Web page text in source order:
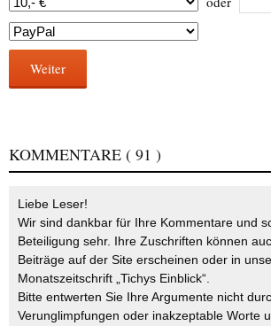
Weiter
KOMMENTARE ( 91 )
Liebe Leser!
Wir sind dankbar für Ihre Kommentare und
Beteiligung sehr. Ihre Zuschriften können
Beiträge auf der Site erscheinen oder in
Monatszeitschrift „Tichys Einblick“.
Bitte entwerten Sie Ihre Argumente nicht
Verunglimpfungen oder inakzeptable Worte